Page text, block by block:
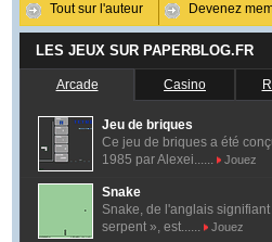
Tout sur l'auteur Devenez
LES JEUX SUR PAPERBLOG.FR
Arcade Casino
Jeu de briques
Ce jeu de briques a été
1985 par Alexei......
Jouez
Snake
Snake, de l'anglais signifiant
serpent », est......
Jouez